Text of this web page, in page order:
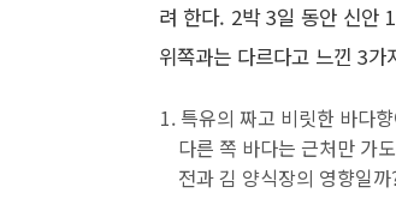
려 한다. 2박 3일 동안 신안
위쪽과는 다르다고 느낀 3
특유의 짜고 비릿한 바다
다른 쪽 바다는 근처만 가
전과 김 양식장의 영향일까